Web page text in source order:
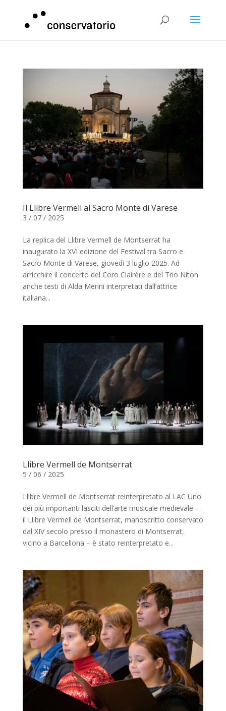
Il Llibre Vermell al Sacro Monte di Varese
3 / 07 / 2025
La replica del Llibre Vermell de Montserrat ha
inaugurato la XVI edizione del Festival tra Sacro e
Sacro Monte di Varese, giovedì 3 luglio 2025. Ad
arricchire il concerto del Coro Clairère e del Trio Niton
anche testi di Alda Merini interpretati dall’attrice
italiana...
Llibre Vermell de Montserrat
5 / 06 / 2025
Llibre Vermell de Montserrat reinterpretato al LAC Uno
dei più importanti lasciti dell’arte musicale medievale –
il Llibre Vermell de Montserrat, manoscritto conservato
dal XIV secolo presso il monastero di Montserrat,
vicino a Barcellona – è stato reinterpretato e...